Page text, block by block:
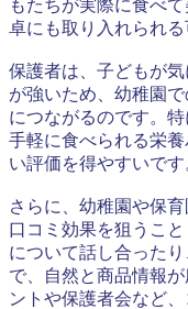
もたちが実際に食べ
卓にも取り入れられる
保護者は、子どもが
が強いため、幼稚園
につながるのです。
手軽に食べられる栄
い評価を得やすいです
さらに、幼稚園や保
口コミ効果を狙うこ
について話し合った
で、自然と商品情報
ントや保護者会など